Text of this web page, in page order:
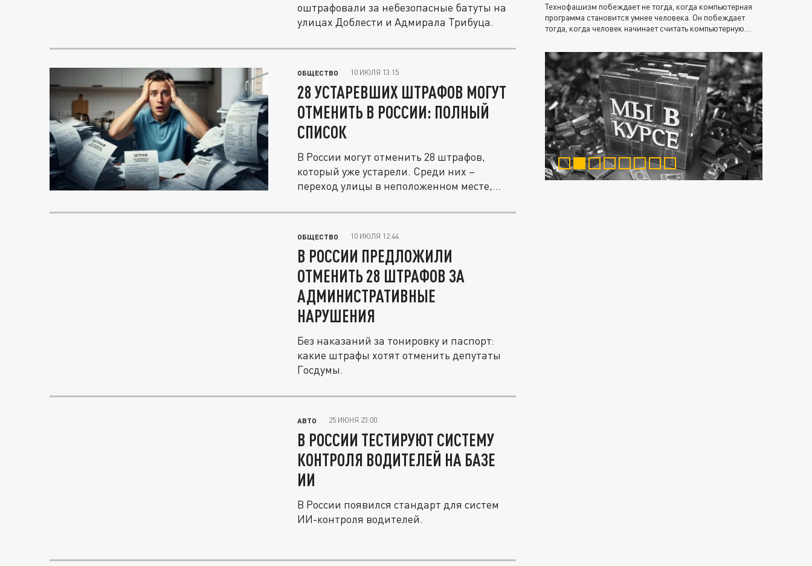
оштрафовали за небезопасные батуты на
улицах Доблести и Адмирала Трибуца.
ОБЩЕСТВО 10 ИЮЛЯ 13:15
28 УСТАРЕВШИХ ШТРАФОВ МОГУТ
ОТМЕНИТЬ В РОССИИ: ПОЛНЫЙ
СПИСОК
В России могут отменить 28 штрафов,
который уже устарели. Среди них –
переход улицы в неположенном месте,...
ОБЩЕСТВО 10 ИЮЛЯ 12:44
В РОССИИ ПРЕДЛОЖИЛИ
ОТМЕНИТЬ 28 ШТРАФОВ ЗА
АДМИНИСТРАТИВНЫЕ
НАРУШЕНИЯ
Без наказаний за тонировку и паспорт:
какие штрафы хотят отменить депутаты
Госдумы.
АВТО 25 ИЮНЯ 23:00
В РОССИИ ТЕСТИРУЮТ СИСТЕМУ
КОНТРОЛЯ ВОДИТЕЛЕЙ НА БАЗЕ
ИИ
В России появился стандарт для систем
ИИ-контроля водителей.
Технофашизм побеждает не тогда, когда компьютерная
программа становится умнее человека. Он побеждает
тогда, когда человек начинает считать компьютерную